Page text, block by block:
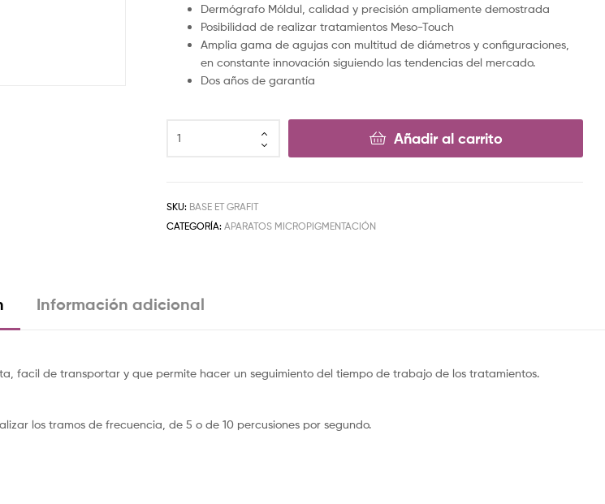
Dermógrafo Móldul, calidad y precisión ampliamente demostrada
Posibilidad de realizar tratamientos Meso-Touch
Amplia gama de agujas con multitud de diámetros y configuraciones,
en constante innovación siguiendo las tendencias del mercado.
Dos años de garantía
Añadir al carrito
SKU: BASE ET GRAFIT
CATEGORÍA:APARATOS MICROPIGMENTACIÓN
Información adicional
facil de transportar y que permite hacer un seguimiento del tiempo de trabajo de los tratamientos.
los tramos de frecuencia, de 5 o de 10 percusiones por segundo.